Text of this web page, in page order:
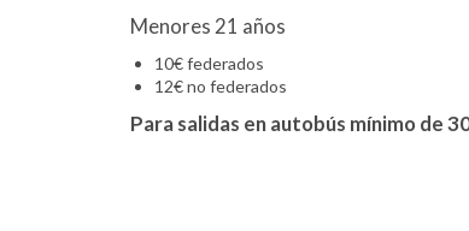
Menores 21 años
10€ federados
12€ no federados
Para salidas en autobús mínimo de